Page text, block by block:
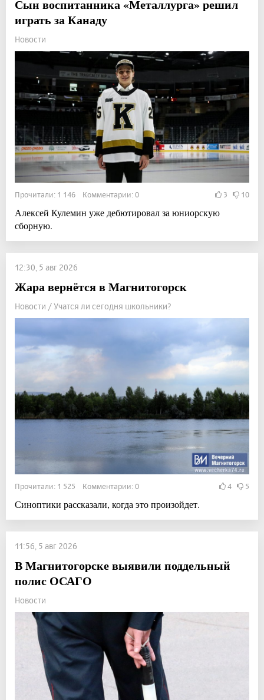
Сын воспитанника «Металлурга» решил
играть за Канаду
Новости
Прочитали: 1 146 Комментарии: 0 3 10
Алексей Кулемин уже дебютировал за юниорскую
сборную.
12:30, 5 авг 2026
Жара вернётся в Магнитогорск
Новости / Учатся ли сегодня школьники?
Прочитали: 1 525 Комментарии: 0 4 5
Синоптики рассказали, когда это произойдет.
11:56, 5 авг 2026
В Магнитогорске выявили поддельный
полис ОСАГО
Новости